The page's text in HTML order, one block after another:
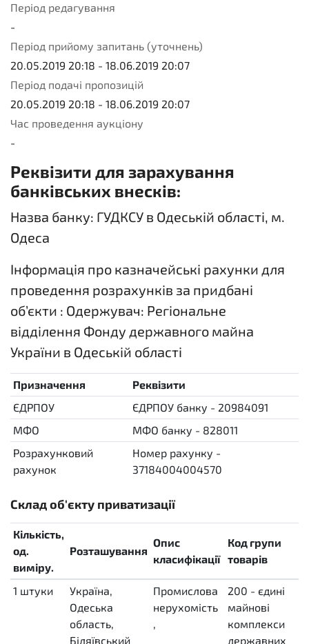
Період редагування
-
Період прийому запитань (уточнень)
20.05.2019 20:18 - 18.06.2019 20:07
Період подачі пропозицій
20.05.2019 20:18 - 18.06.2019 20:07
Час проведення аукціону
-
Реквізити для зарахування
банківських внесків:
Назва банку: ГУДКСУ в Одеській області, м.
Одеса
Інформація про казначейські рахунки для
проведення розрахунків за придбані
об’єкти : Одержувач: Регіональне
відділення Фонду державного майна
України в Одеській області
Призначення
Реквізити
ЄДРПОУ
ЄДРПОУ банку - 20984091
МФО
МФО банку - 828011
Розрахунковий
рахунок
Номер рахунку -
37184004004570
Склад об'єкту приватизації
Кількість,
од.
виміру.
Розташування
Опис
класифікації
Код групи
товарів
1 штуки
Україна,
Одеська
область,
Біляївський
Промислова
нерухомість
,
200 - єдині
майнові
комплекси
державних